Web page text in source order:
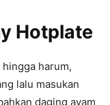
Hotplate
harum,
lalu masukan
daging ayam